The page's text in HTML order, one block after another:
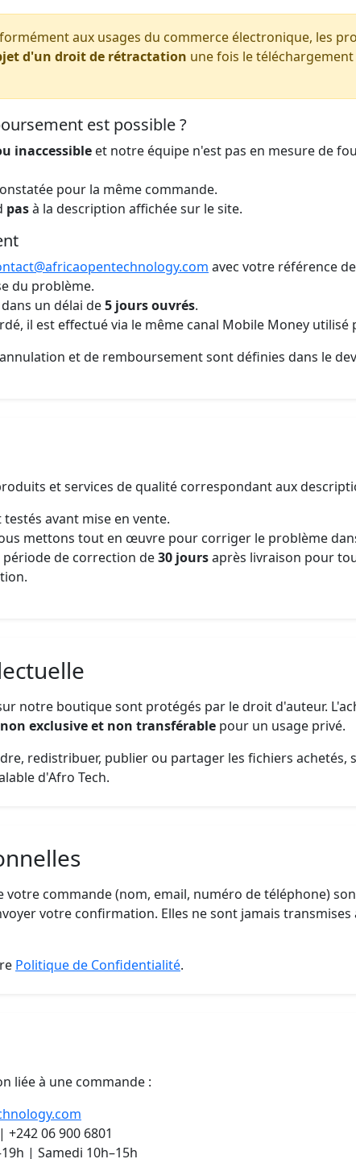
aux usages du commerce électronique, les
d'un droit de rétractation une fois le
est possible ?
inaccessible et notre équipe n'est pas en mesure de
pour la même commande.
pasà la description affichée sur le site.
avec votre référence
du problème.
un délai de5 jours ouvrés.
il est effectué via le même canal Mobile Money utilisé
et de remboursement sont définies dans le
et services de qualité correspondant aux
avant mise en vente.
mettons tout en œuvre pour corriger le problème
de correction de30 joursaprès livraison pour
notre boutique sont protégés par le droit d'auteur.
exclusive et non transférable pour un usage privé.
redistribuer, publier ou partager les fichiers achetés,
d'Afro Tech.
votre commande (nom, email, numéro de téléphone)
votre confirmation. Elles ne sont jamais transmises
Politique de Confidentialité.
liée à une commande :
+242 06 900 6801
| Samedi 10h–15h